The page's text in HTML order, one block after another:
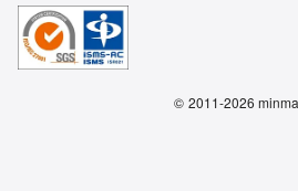
© 2011-2026